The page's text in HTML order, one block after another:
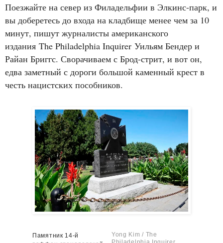
Поезжайте на север из Филадельфии в Элкинс-парк, и
вы доберетесь до входа на кладбище менее чем за 10
минут, пишут журналисты американского
издания The Philadelphia Inquirer Уильям Бендер и
Райан Бриггс. Сворачиваем с Брод-стрит, и вот он,
едва заметный с дороги большой каменный крест в
честь нацистских пособников.
Памятник 14-й
Yong Kim / The